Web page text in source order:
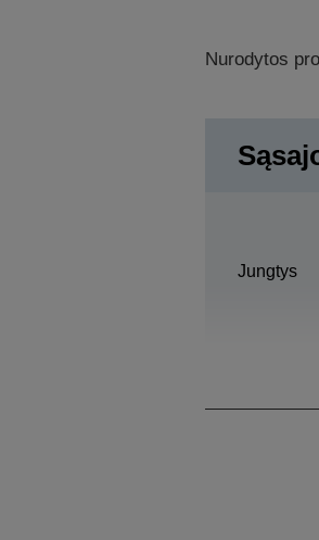
Nurodytos
Jungtys